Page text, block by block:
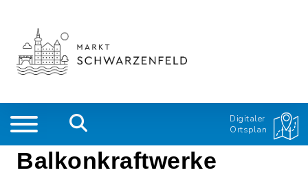
Digitaler
Ortsplan
Balkonkraftwerke